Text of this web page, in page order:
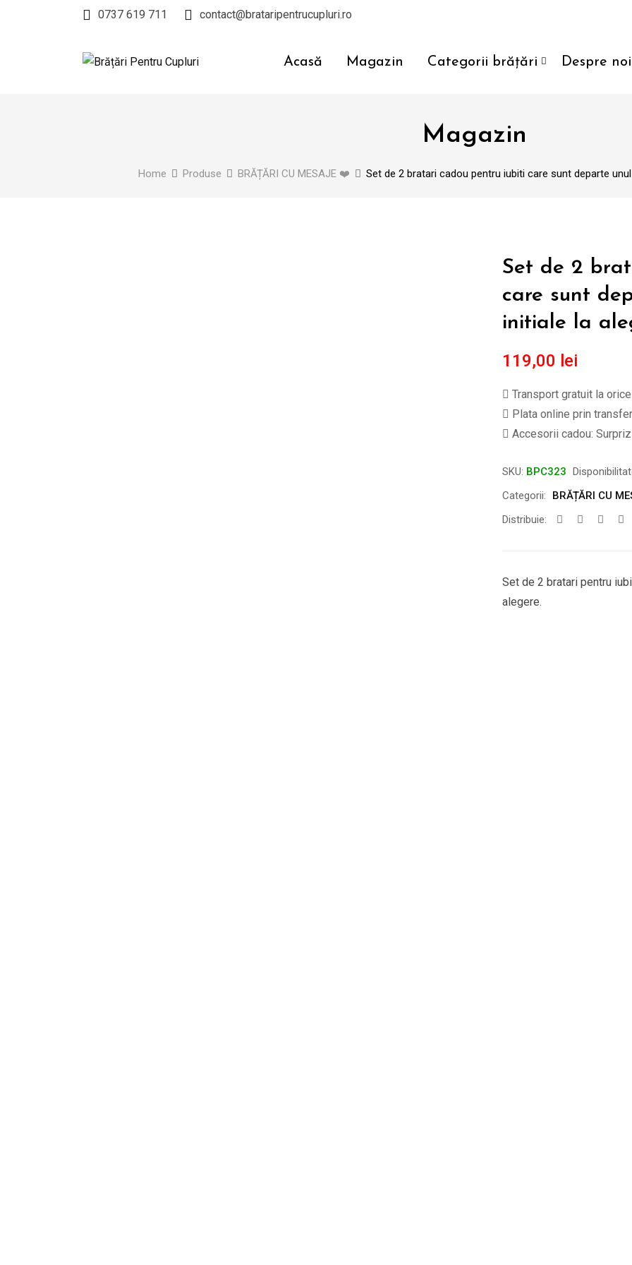
0737 619 711 contact@brataripentrucupluri.ro
Acasă Magazin Categorii brățări Despre noi
Magazin
Home Produse BRĂȚĂRI CU MESAJE ❤️ Set de 2 bratari cadou pentru iubiti care sunt departe
Set de 2
care sunt
initiale la
119,00 lei
Transport gratuit la
Plata online prin
Accesorii cadou:
SKU: BPC323
Categorii:
BRĂȚĂRI CU
Distribuie:
Set de 2 bratari pentru
alegere.